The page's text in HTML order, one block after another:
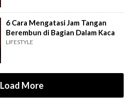
6 Cara Mengatasi Jam Tangan
Berembun di Bagian Dalam Kaca
LIFESTYLE
Load More